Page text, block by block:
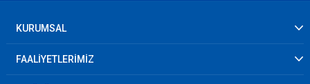
KURUMSAL
FAALİYETLERİMİZ